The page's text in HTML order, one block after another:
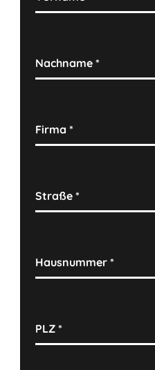
Nachname*
Firma*
Straße*
Hausnummer*
PLZ*